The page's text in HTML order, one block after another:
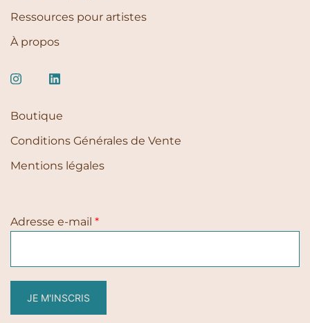
Ressources pour artistes
À propos
Boutique
Conditions Générales de Vente
Mentions légales
Adresse e-mail *
JE M'INSCRIS